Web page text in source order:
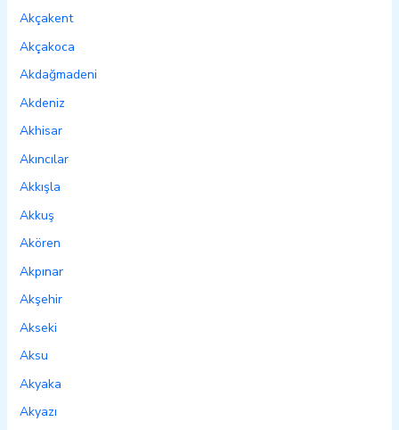
Akçakent
Akçakoca
Akdağmadeni
Akdeniz
Akhisar
Akıncılar
Akkışla
Akkuş
Akören
Akpınar
Akşehir
Akseki
Aksu
Akyaka
Akyazı